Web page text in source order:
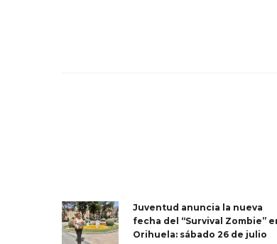
Juventud anuncia la nueva
fecha del “Survival Zombie”
Orihuela: sábado 26 de julio